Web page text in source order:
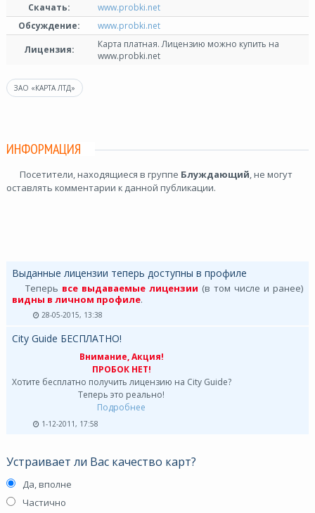
Скачать:
www.probki.net
Обсуждение:
www.probki.net
Лицензия:
Карта платная. Лицензию можно купить на
www.probki.net
ЗАО «КАРТА ЛТД»
ИНФОРМАЦИЯ
Посетители, находящиеся в группе Блуждающий , не могут
оставлять комментарии к данной публикации.
Выданные лицензии теперь доступны в профиле
Теперь все выдаваемые лицензии (в том числе и ранее)
видны в личном профиле.
28-05-2015, 13:38
City Guide БЕСПЛАТНО!
Внимание, Акция!
ПРОБОК НЕТ!
Хотите бесплатно получить лицензию на City Guide?
Теперь это реально!
Подробнее
1-12-2011, 17:58
Устраивает ли Вас качество карт?
Да, вполне
Частично